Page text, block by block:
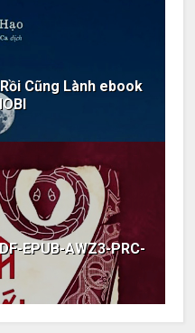
Cũng Lành ebook
EPUB-AWZ3-PRC-